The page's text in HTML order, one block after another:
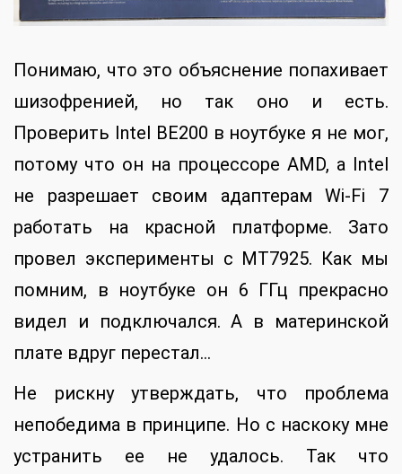
Понимаю, что это объяснение попахивает
шизофренией, но так оно и есть.
Проверить Intel BE200 в ноутбуке я не мог,
потому что он на процессоре AMD, а Intel
не разрешает своим адаптерам Wi-Fi 7
работать на красной платформе. Зато
провел эксперименты с MT7925. Как мы
помним, в ноутбуке он 6 ГГц прекрасно
видел и подключался. А в материнской
плате вдруг перестал…
Не рискну утверждать, что проблема
непобедима в принципе. Но с наскоку мне
устранить ее не удалось. Так что